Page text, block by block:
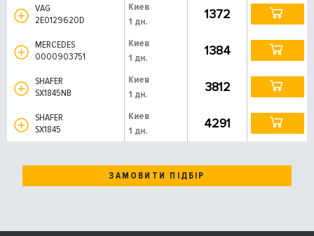
VAG
2E0129620D
Киев
1 дн.
1372
MERCEDES
0000903751
Киев
1 дн.
1384
SHAFER
SX1845NB
Киев
1 дн.
3812
SHAFER
SX1845
Киев
1 дн.
4291
ЗАМОВИТИ ПІДБІР